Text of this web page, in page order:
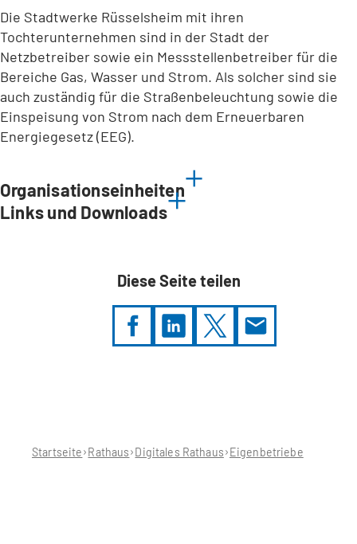
Die Stadtwerke Rüsselsheim mit ihren
Tochterunternehmen sind in der Stadt der
Netzbetreiber sowie ein Messstellenbetreiber für die
Bereiche Gas, Wasser und Strom. Als solcher sind sie
auch zuständig für die Straßenbeleuchtung sowie die
Einspeisung von Strom nach dem Erneuerbaren
Energiegesetz (EEG).
Organisationseinheiten
Links und Downloads
Diese Seite teilen
hier:Startseite Rathaus Digitales Rathaus Eigenbetriebe